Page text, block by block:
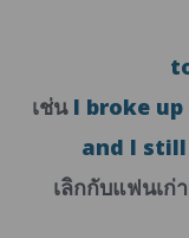
เช่นI broke up
and I
เลิกกับแฟนเก่